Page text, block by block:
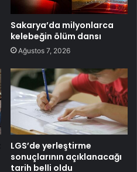
Sakarya’da milyonlarca
kelebeğin ölüm dansı
Ağustos 7, 2026
LGS’de yerleştirme
sonuçlarının açıklanacağı
tarih belli oldu